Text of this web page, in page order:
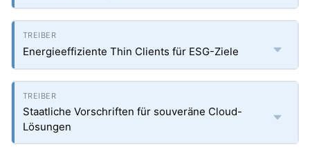
Energieeffiziente Thin Clients für ESG-Ziele
Staatliche Vorschriften für souveräne Cloud-
Lösungen